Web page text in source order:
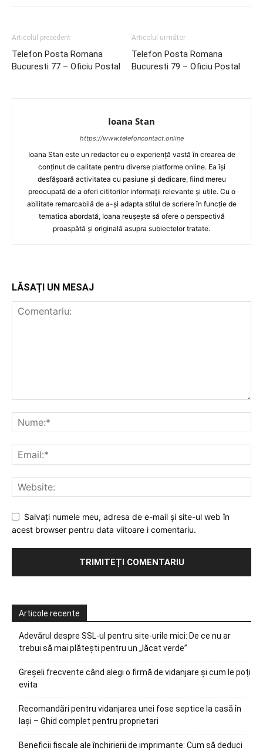
Articolul precedent
Telefon Posta Romana
Bucuresti 77 – Oficiu Postal
Articolul următor
Telefon Posta Romana
Bucuresti 79 – Oficiu Postal
Ioana Stan
https://www.telefoncontact.online
Ioana Stan este un redactor cu o experiență vastă în crearea de
conținut de calitate pentru diverse platforme online. Ea își
desfășoară activitatea cu pasiune și dedicare, fiind mereu
preocupată de a oferi cititorilor informații relevante și utile. Cu o
abilitate remarcabilă de a-și adapta stilul de scriere în funcție de
tematica abordată, Ioana reușește să ofere o perspectivă
proaspătă și originală asupra subiectelor tratate.
LĂSAȚI UN MESAJ
Salvați numele meu, adresa de e-mail și site-ul web în
acest browser pentru data viitoare i comentariu.
Articole recente
Adevărul despre SSL-ul pentru site-urile mici: De ce nu ar
trebui să mai plătești pentru un „lăcat verde”
Greșeli frecvente când alegi o firmă de vidanjare și cum le poți
evita
Recomandări pentru vidanjarea unei fose septice la casă în
Iași – Ghid complet pentru proprietari
Beneficii fiscale ale închirierii de imprimante: Cum să deduci